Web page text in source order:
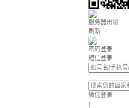
服务器出错
刷新
密码登录
短信登录
微信登录